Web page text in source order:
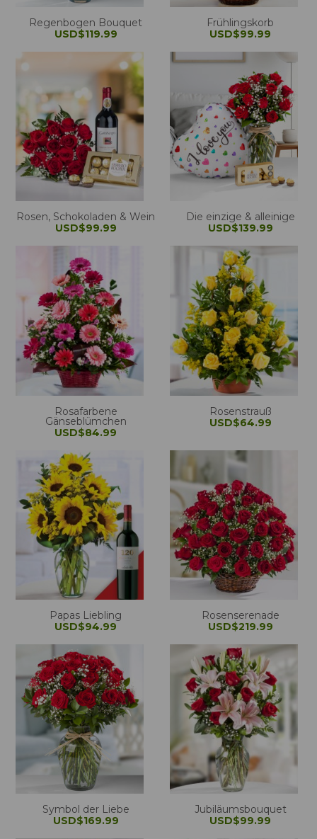
Regenbogen Bouquet
USD$119.99
Frühlingskorb
USD$99.99
Rosen, Schokoladen & Wein
USD$99.99
Die einzige & alleinige
USD$139.99
Rosafarbene
Gänseblümchen
USD$84.99
Rosenstrauß
USD$64.99
Papas Liebling
USD$94.99
Rosenserenade
USD$219.99
Symbol der Liebe
USD$169.99
Jubiläumsbouquet
USD$99.99